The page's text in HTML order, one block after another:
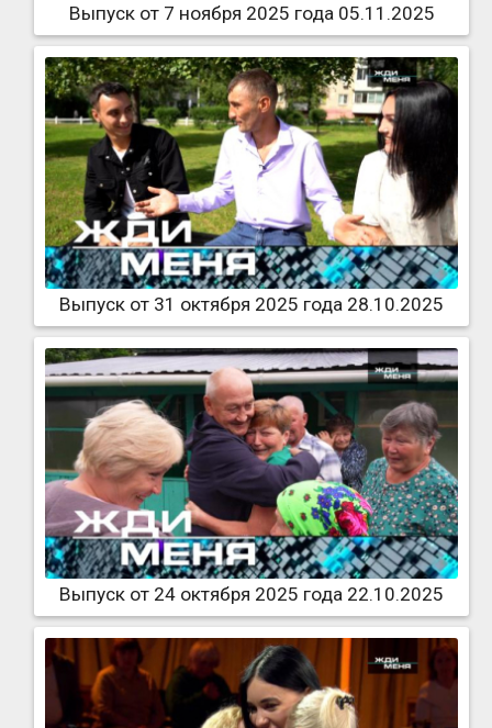
Выпуск от 7 ноября 2025 года 05.11.2025
Выпуск от 31 октября 2025 года 28.10.2025
Выпуск от 24 октября 2025 года 22.10.2025